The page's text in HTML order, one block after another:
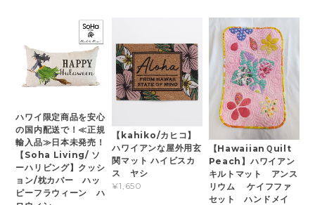
ハワイ限定商品を安心
の国内配送で！≪正規
輸入品≫日本未発売！
【Soha Living/ ソ
ーハリビング】クッシ
ョン/枕カバー ハッ
ピーフラウィーン ハ
【kahiko/カヒコ】
ハワイアンな屋外用玄
関マット ハイビスカ
ス ヤシ
¥1,650
【HawaiianＱuilt
Peach】ハワイアン
キルトマット アンス
リウム ケイフファ
セット ハンドメイ